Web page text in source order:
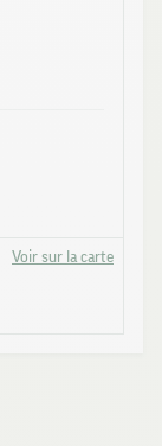
Voir sur la carte